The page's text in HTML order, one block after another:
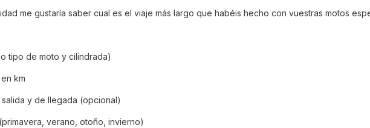
me gustaría saber cual es el viaje más largo que habéis hecho con vuestras motos
tipo de moto y cilindrada)
km
y de llegada (opcional)
verano, otoño, invierno)